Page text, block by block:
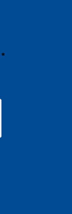
*Задължително